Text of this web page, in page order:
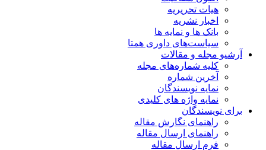
هیات تحریریه
اخبار نشریه
بانک ها و نمایه ها
سیاست‌های داوری همتا
مجله و مقالات
کلیه شماره‌های مجله
آخرین شماره
نمایه نویسندگان
نمایه واژه های کلیدی
نویسندگان
راهنمای نگارش مقاله
راهنمای ارسال مقاله
فرم ارسال مقاله